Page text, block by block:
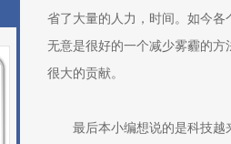
省了大量的人力，时间。如今
无意是很好的一个减少雾霾的
很大的贡献。
最后本小编想说的是科技越